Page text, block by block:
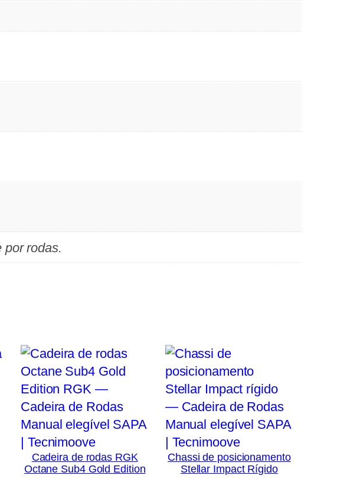
por rodas.
Cadeira de rodas RGK
Octane Sub4 Gold Edition
Chassi de posicionamento
Stellar Impact Rígido